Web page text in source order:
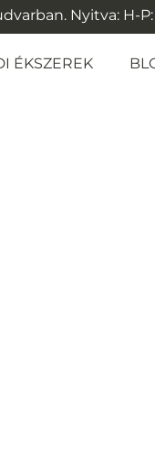
Nyitva: H-P:
ÉKSZEREK